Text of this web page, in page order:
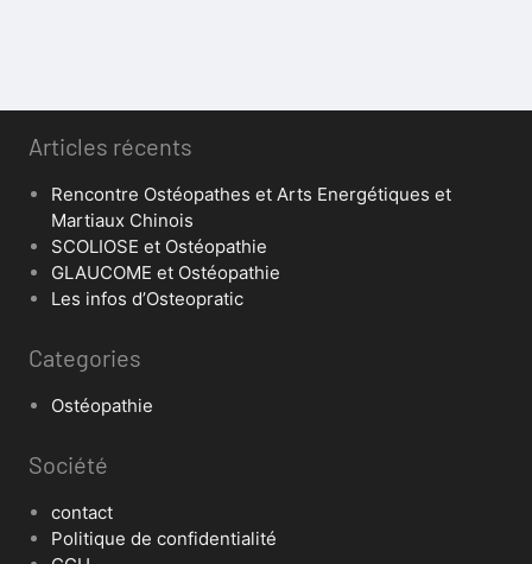
Articles récents
Rencontre Ostéopathes et Arts Energétiques et
Martiaux Chinois
SCOLIOSE et Ostéopathie
GLAUCOME et Ostéopathie
Les infos d’Osteopratic
Categories
Ostéopathie
Société
contact
Politique de confidentialité